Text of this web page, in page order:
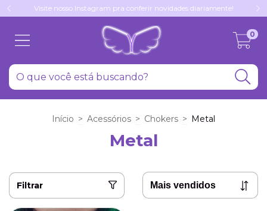
Visite nosso Instagram pra conferir novidades diariamente!
0
Início > Acessórios > Chokers > Metal
Metal
Filtrar